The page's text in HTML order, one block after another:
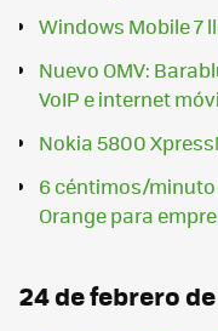
Windows Mobile 7
Nuevo OMV:
VoIP e internet
Nokia 5800
6 céntimos/minuto
Orange para
24 de febrero